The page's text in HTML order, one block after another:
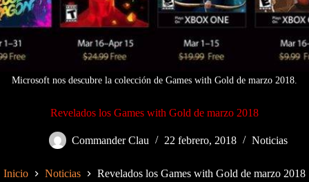
Microsoft nos descubre la colección de Games with Gold de marzo 2018.
Revelados los Games with Gold de marzo 2018
Commander Clau 22 febrero, 2018 Noticias
Inicio Noticias Revelados los Games with Gold de marzo 2018